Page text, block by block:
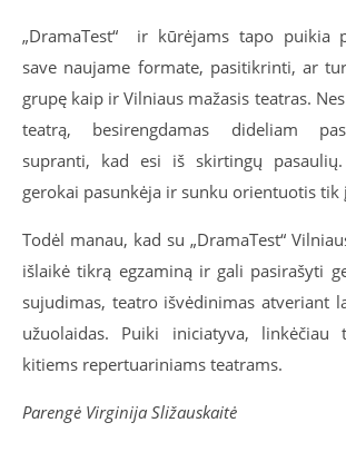
„DramaTest“ ir kūrėjams tapo puikia
save naujame formate, pasitikrinti, ar
grupę kaip ir Vilniaus mažasis teatras.
teatrą, besirengdamas dideliam
supranti, kad esi iš skirtingų
gerokai pasunkėja ir sunku orientuotis tik
Todėl manau, kad su „DramaTest“
išlaikė tikrą egzaminą ir gali pasirašyti
sujudimas, teatro išvėdinimas atveriant
užuolaidas. Puiki iniciatyva,
kitiems repertuariniams teatrams.
Parengė Virginija Sližauskaitė